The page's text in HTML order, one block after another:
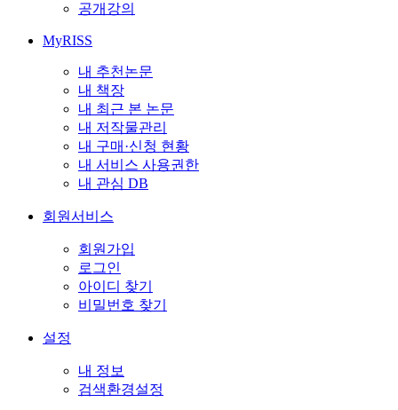
공개강의
MyRISS
내 추천논문
내 책장
내 최근 본 논문
내 저작물관리
내 구매·신청 현황
내 서비스 사용권한
내 관심 DB
회원서비스
회원가입
로그인
아이디 찾기
비밀번호 찾기
설정
내 정보
검색환경설정